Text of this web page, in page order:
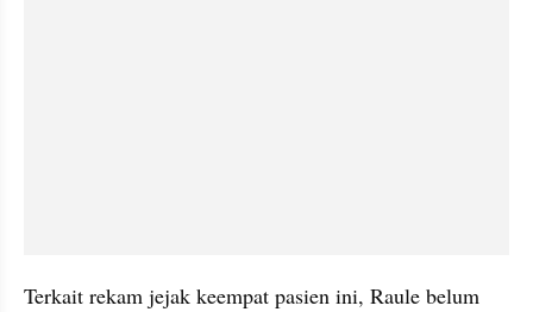
Terkait rekam jejak keempat pasien ini, Raule belum